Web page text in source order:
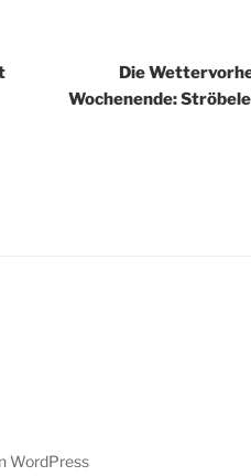
Die
Wochenende:
WordPress